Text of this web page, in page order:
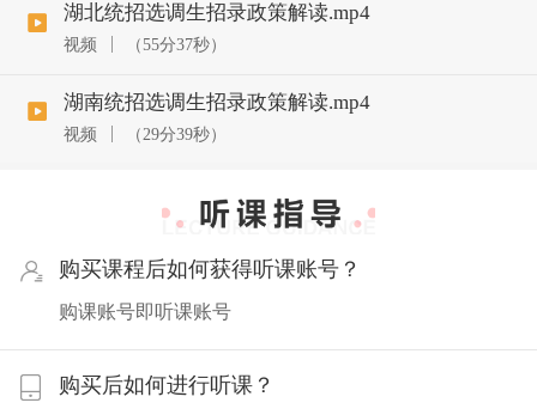
湖北统招选调生招录政策解读.mp4
视频 （55分37秒）
湖南统招选调生招录政策解读.mp4
视频 （29分39秒）
购买课程后如何获得听课账号？
购课账号即听课账号
购买后如何进行听课？